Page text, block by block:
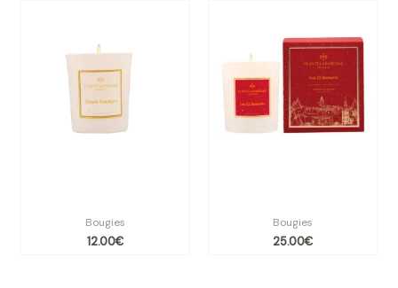
Bougies
12.00€
Bougies
25.00€